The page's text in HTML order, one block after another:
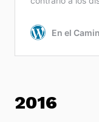
2016